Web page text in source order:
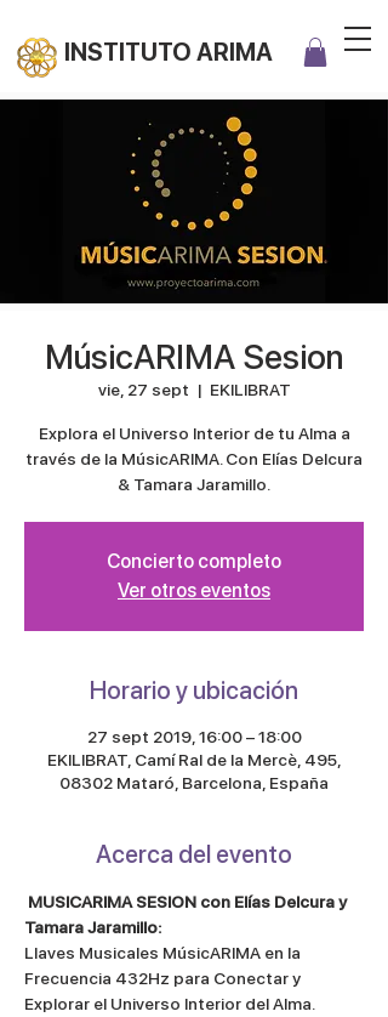
INSTITUTO ARIMA
MúsicARIMA Sesion
vie, 27 sept
  |
EKILIBRAT
Explora el Universo Interior de tu Alma a
través de la MúsicARIMA. Con Elías Delcura
& Tamara Jaramillo.
Concierto completo
Ver otros eventos
Horario y ubicación
27 sept 2019, 16:00 – 18:00
EKILIBRAT, Camí Ral de la Mercè, 495,
08302 Mataró, Barcelona, España
Acerca del evento
MUSICARIMA SESION con Elías Delcura y
Tamara Jaramillo:
Llaves Musicales MúsicARIMA en la
Frecuencia 432Hz para Conectar y
Explorar el Universo Interior del Alma.